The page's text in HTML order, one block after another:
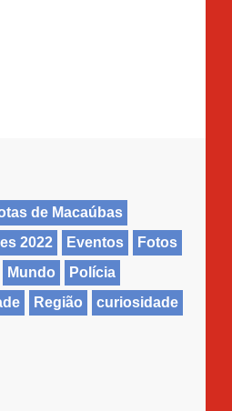
de Macaúbas
2022 Eventos
Fotos
Mundo
Polícia
Região
curiosidade